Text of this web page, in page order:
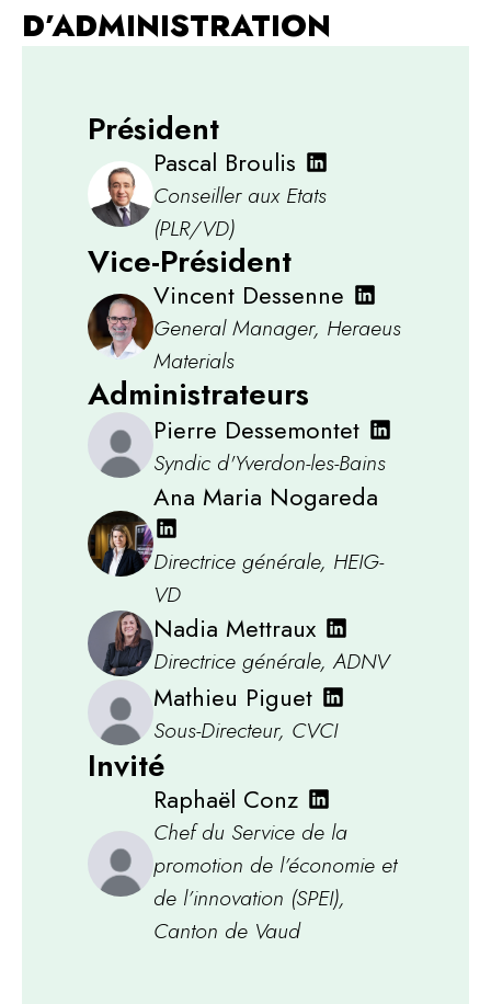
D’ADMINISTRATION
Président
Pascal Broulis
Conseiller aux Etats
(PLR/VD)
Vice-Président
Vincent Dessenne
General Manager, Heraeus
Materials
Administrateurs
Pierre Dessemontet
Syndic d'Yverdon-les-Bains
Ana Maria Nogareda
Directrice générale, HEIG-
VD
Nadia Mettraux
Directrice générale, ADNV
Mathieu Piguet
Sous-Directeur, CVCI
Invité
Raphaël Conz
Chef du Service de la
promotion de l’économie et
de l’innovation (SPEI),
Canton de Vaud